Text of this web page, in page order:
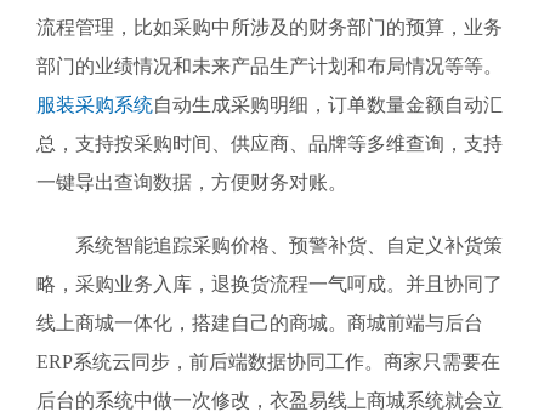
流程管理，比如采购中所涉及的财务部门的预算，业务
部门的业绩情况和未来产品生产计划和布局情况等等。
服装采购系统自动生成采购明细，订单数量金额自动汇
总，支持按采购时间、供应商、品牌等多维查询，支持
一键导出查询数据，方便财务对账。
系统智能追踪采购价格、预警补货、自定义补货策
略，采购业务入库，退换货流程一气呵成。并且协同了
线上商城一体化，搭建自己的商城。商城前端与后台
ERP系统云同步，前后端数据协同工作。商家只需要在
后台的系统中做一次修改，衣盈易线上商城系统就会立